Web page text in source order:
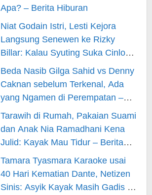
Apa? – Berita Hiburan
Niat Godain Istri, Lesti Kejora
Langsung Senewen ke Rizky
Billar: Kalau Syuting Suka Cinlok?
– Berita Hiburan
Beda Nasib Gilga Sahid vs Denny
Caknan sebelum Terkenal, Ada
yang Ngamen di Perempatan –
Berita Hiburan
Tarawih di Rumah, Pakaian Suami
dan Anak Nia Ramadhani Kena
Julid: Kayak Mau Tidur – Berita
Hiburan
Tamara Tyasmara Karaoke usai
40 Hari Kematian Dante, Netizen
Sinis: Asyik Kayak Masih Gadis –